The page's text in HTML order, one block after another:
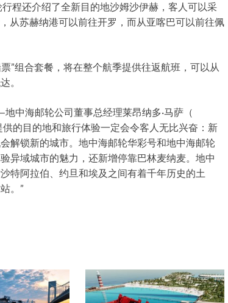
程还介绍了全新目的地沙姆沙伊赫，客人可以采
从苏赫纳港可以前往开罗，而从亚喀巴可以前往佩
”组合套餐，将在整个航季提供往返航班，可以从
。
中海邮轮公司董事总经理莱昂纳多·马萨­（
的目的地和旅行体验一定会令客人无比兴奋：新
解锁新的城市。地中海邮轮华彩号和地中海邮轮
异域城市的魅力，还新增停靠巴林麦纳麦。地中
特阿拉伯、约旦和埃及之间有着千年历史的土
。”